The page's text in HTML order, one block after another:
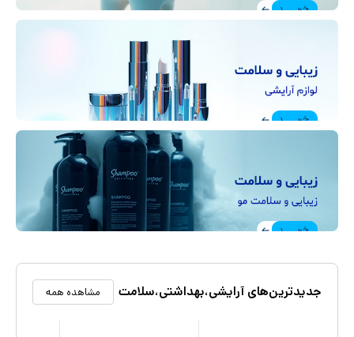
جدیدترین‌های آرایشی،بهداشتی،سلامت مشاهده همه